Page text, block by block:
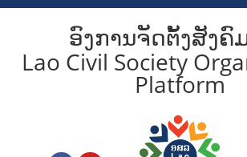
ອົງການຈັດຕັ້ງສັງຄົ
Lao Civil Society
Platform